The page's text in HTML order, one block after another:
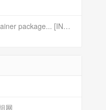
[INFO] Installing container package... [INFO] Unmounting image... [INFO] Writing image to disk (/dev/sr0). This may take several minutes... dd: failed to open \'/dev/sr0\': No medium found [ERROR] Failed to write image to disk [INFO] Cleaning up temporary files... [INFO] Script exited normally, cleanup completed! 报错
网